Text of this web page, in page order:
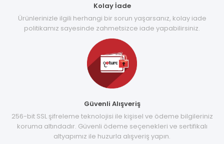
Kolay İade
Ürünlerinizle ilgili herhangi bir sorun yaşarsanız, kolay iade
politikamız sayesinde zahmetsizce iade yapabilirsiniz.
Güvenli Alışveriş
256-bit SSL şifreleme teknolojisi ile kişisel ve ödeme bilgileriniz
koruma altındadır. Güvenli ödeme seçenekleri ve sertifikalı
altyapımız ile huzurla alışveriş yapın.